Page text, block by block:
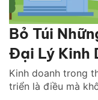
Bỏ Túi
Đại Lý Kinh
Kinh doanh trong
triển là điều mà